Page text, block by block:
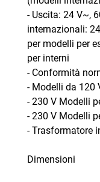
- Uscita: 24 V~,
internazionali:
per modelli per
per interni
- Conformità
- Modelli da 120
- 230 V Modelli
- 230 V Modelli
- Trasformatore
Dimensioni